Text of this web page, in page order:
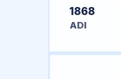
1868
ADI